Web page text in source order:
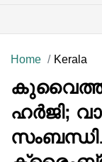
Home Kerala
കുവൈത്ത്
ഹർജി;